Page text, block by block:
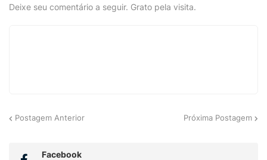
Deixe seu comentário a seguir. Grato pela visita.
Postagem Anterior Próxima Postagem
Facebook